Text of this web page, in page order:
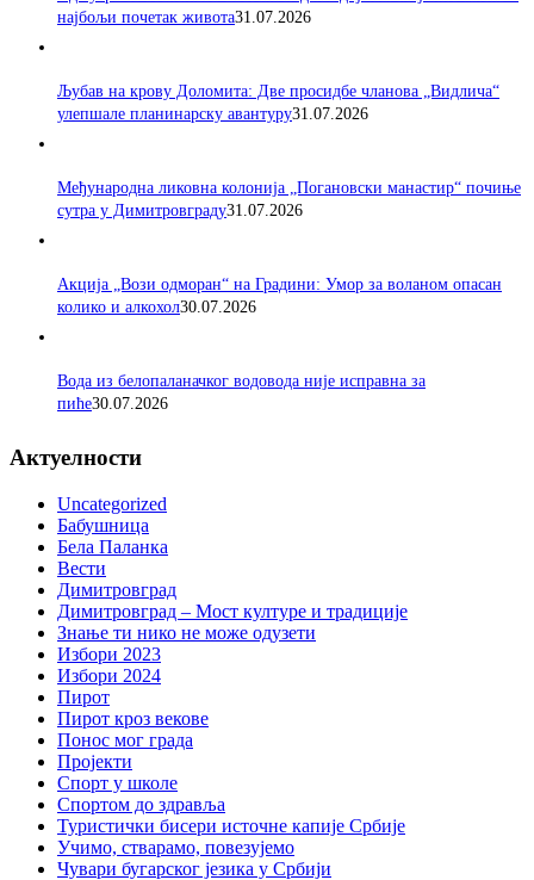
најбољи почетак живота31.07.2026
Љубав на крову Доломита: Две просидбе чланова „Видлича“
улепшале планинарску авантуру31.07.2026
Међународна ликовна колонија „Погановски манастир“ почиње
сутра у Димитровграду31.07.2026
Акција „Вози одморан“ на Градини: Умор за воланом опасан
колико и алкохол30.07.2026
Вода из белопаланачког водовода није исправна за
пиће30.07.2026
Актуелности
Uncategorized
Бабушница
Бела Паланка
Вести
Димитровград
Димитровград – Мост културе и традиције
Знање ти нико не може одузети
Избори 2023
Избори 2024
Пирот
Пирот кроз векове
Понос мог града
Пројекти
Спорт у школе
Спортом до здравља
Туристички бисери источне капије Србије
Учимо, стварамо, повезујемо
Чувари бугарског језика у Србији